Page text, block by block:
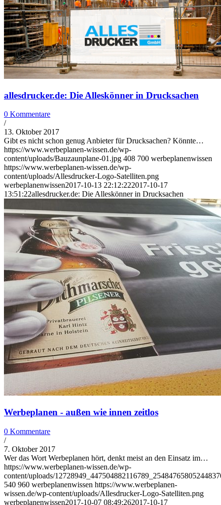
allesdrucker.de: Die Alleskönner in Drucksachen
0 Kommentare
/
13. Oktober 2017
Gibt es nicht schon genug Anbieter für Drucksachen? Könnte…
https://www.werbeplanen-wissen.de/wp-
content/uploads/Bauzaunplane-01.jpg 408 700 werbeplanenwissen
https://www.werbeplanen-wissen.de/wp-
content/uploads/Allesdrucker-Logo-Satelliten.png
werbeplanenwissen2017-10-13 22:12:222017-10-17
13:51:22allesdrucker.de: Die Alleskönner in Drucksachen
Werbeplanen - außen wie innen zeitlos
0 Kommentare
/
7. Oktober 2017
Wer das Wort Werbeplanen hört, denkt meist an den Einsatz im…
https://www.werbeplanen-wissen.de/wp-
content/uploads/
540 960 werbeplanenwissen https://www.werbeplanen-
wissen.de/wp-content/uploads/Allesdrucker-Logo-Satelliten.png
werbeplanenwissen2017-10-07 08:49:262017-10-17